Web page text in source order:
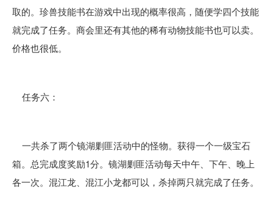
取的。珍兽技能书在游戏中出现的概率很高，随便学四个技能
就完成了任务。商会里还有其他的稀有动物技能书也可以卖。
价格也很低。
任务六：
一共杀了两个镜湖剿匪活动中的怪物。获得一个一级宝石
箱。总完成度奖励1分。镜湖剿匪活动每天中午、下午、晚上
各一次。混江龙、混江小龙都可以，杀掉两只就完成了任务。